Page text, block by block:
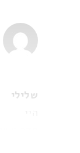
שלילי